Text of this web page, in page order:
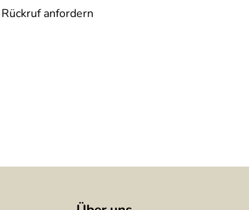
nicht rostig
Rückruf anfordern